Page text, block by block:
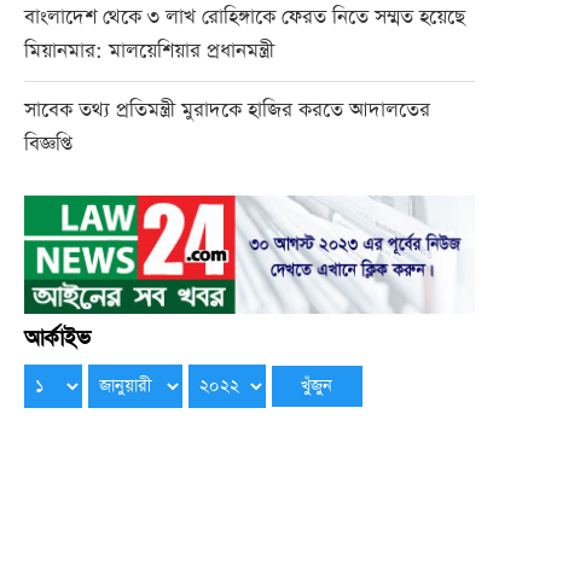
বাংলাদেশ থেকে ৩ লাখ রোহিঙ্গাকে ফেরত নিতে সম্মত হয়েছে
মিয়ানমার: মালয়েশিয়ার প্রধানমন্ত্রী
সাবেক তথ্য প্রতিমন্ত্রী মুরাদকে হাজির করতে আদালতের
বিজ্ঞপ্তি
আর্কাইভ